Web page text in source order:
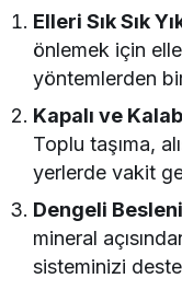
Elleri Sık Sık
önlemek için
yöntemlerden
Kapalı ve
Toplu taşıma,
yerlerde vakit
Dengeli
mineral
sisteminizi